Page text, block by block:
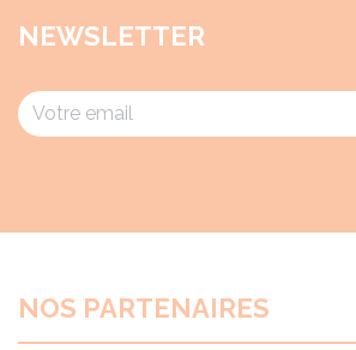
NEWSLETTER
NOS PARTENAIRES